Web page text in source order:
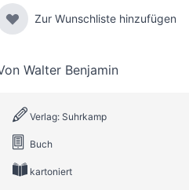
Zur Wunschliste hinzufügen
Walter Benjamin
Verlag: Suhrkamp
Buch
kartoniert